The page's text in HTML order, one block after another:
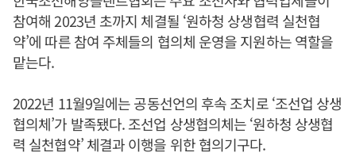
참여해 2023년 초까지 체결될 ‘원하청 상생협력 실천협
약’에 따른 참여 주체들의 협의체 운영을 지원하는 역할을
맡는다.
2022년 11월9일에는 공동선언의 후속 조치로 ‘조선업 상생
협의체’가 발족됐다. 조선업 상생협의체는 ‘원하청 상생협
력 실천협약’ 체결과 이행을 위한 협의기구다.